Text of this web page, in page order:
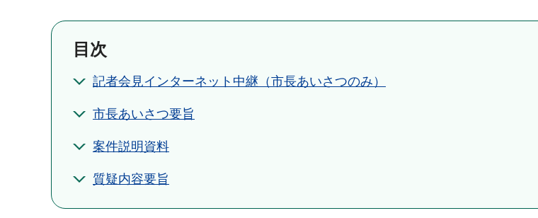
目次
記者会見インターネット中継（市長あいさつのみ）
市長あいさつ要旨
案件説明資料
質疑内容要旨